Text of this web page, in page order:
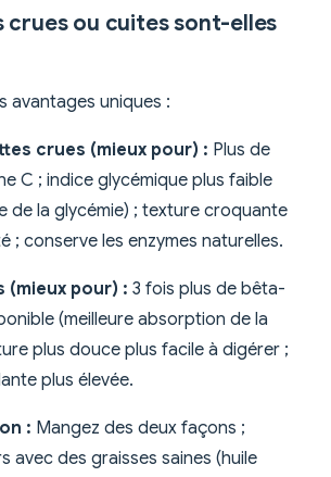
crues ou cuites sont-elles
avantages uniques :
crues (mieux pour) : Plus de
C ; indice glycémique plus faible
de la glycémie) ; texture croquante
; conserve les enzymes naturelles.
(mieux pour) : 3 fois plus de bêta-
(meilleure absorption de la
plus douce plus facile à digérer ;
plus élevée.
: Mangez des deux façons ;
avec des graisses saines (huile